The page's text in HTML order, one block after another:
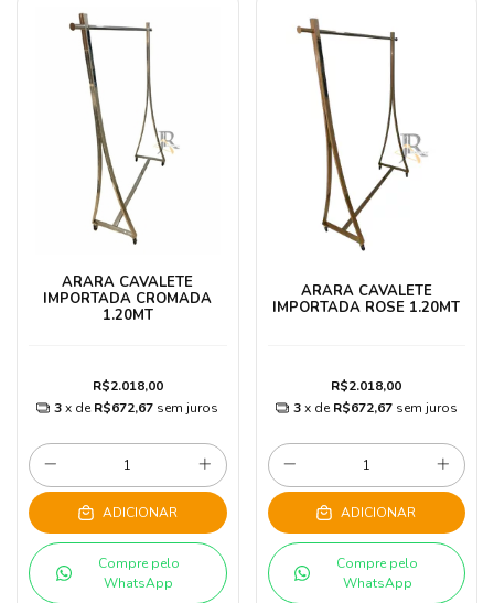
ARARA CAVALETE
IMPORTADA CROMADA
1.20MT
R$2.018,00
3 x de R$672,67 sem juros
ADICIONAR
Compre pelo
WhatsApp
ARARA CAVALETE
IMPORTADA ROSE 1.20MT
R$2.018,00
3 x de R$672,67 sem juros
ADICIONAR
Compre pelo
WhatsApp